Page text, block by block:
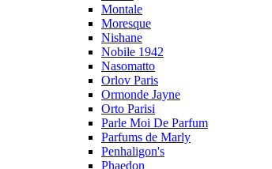
Montale
Moresque
Nishane
Nobile 1942
Nasomatto
Orlov Paris
Ormonde Jayne
Orto Parisi
Parle Moi De Parfum
Parfums de Marly
Penhaligon's
Phaedon